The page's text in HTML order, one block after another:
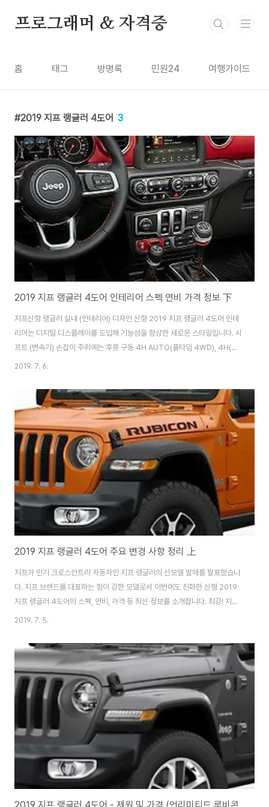
프로그래머 & 자격증
홈 태그 방명록 민원24 여행가이드
2019 지프 랭글러 4도어 3
2019 지프 랭글러 4도어 인테리어 스펙 연비 가격 정보 下
지프신형 랭글러 실내 (인테리어) 디자인 신형 2019 지프 랭글러 4도어 인테
리어는 디지털 디스플레이를 도입해 기능성을 향상한 새로운 스타일입니다. 시
프트 (변속기) 손잡이 주위에는 후륜 구동 4H AUTO(풀타임 4WD), 4H(센
터 디퍼런셜 기어(차동 기어) 고정(잠금) 장치), 4L(저속)로 전환할 수 있는 트
위치(루비콘 표준 장비)가 장착되어 빠르게 주행 시스템을 전환할 수 있습니다.
계기판과 가운데 8.4 인치 디스플레이에는 수온 등 차량의 안팎과 좌우 기울기
상황이 알기 쉽게 표시되어 주행 상태를 파악할 수 있습니다. 인포테인먼트 시
스템은 Apple CarPlay와 Android Auto를 지원하므로 스마트폰 연동도 ..
2019. 7. 6.
2019 지프 랭글러 4도어 주요 변경 사항 정리 上
지프가 인기 크로스컨트리 자동차인 지프 랭글러의 신모델 발매를 발표했습니
다. 지프 브랜드를 대표하는 힘이 강한 모델로서 이번에도 진화한 신형 2019
지프 랭글러 4도어의 스펙, 연비, 가격 등 최신 정보를 소개합니다. 최강! 지프
신형 랭글러 언리미티드 루비콘 발매!▼ 지프 신형 랭글러 언리미티드 루비콘
비콘" 발매를 발표했습니다. 지프 랭글러는 험로 주파 성능이 세일즈 포인트입
니다. 지프 차량 중에서도 특히 주행 성능을 중시한 모델로 알려져, 억센 스타일
과 높은 내구성에 팬이 많은 모델입니다. 새로운 세대의 랭글러는 2018년 11
월 풀 모델 체인지가 진화한 파워 트레인(전동기구)을 포함하여 큰 인기를 끌었
습니다. 신형 랭글러..
2019. 7. 5.